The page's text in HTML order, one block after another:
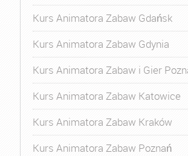
Kurs Animatora Zabaw Gdańsk
Kurs Animatora Zabaw Gdynia
Kurs Animatora Zabaw i Gier
Kurs Animatora Zabaw Katowice
Kurs Animatora Zabaw Kraków
Kurs Animatora Zabaw Poznań